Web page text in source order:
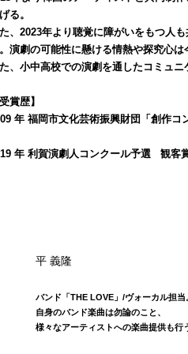
る。
、2023年より聴覚に障がいをもつ人
演劇の可能性に懸ける情熱や探究心は
、小中高校での演劇を通したコミュニ
受賞歴】
年 福岡市文化芸術振興財団「創作コ
年 利賀演劇人コンクール予選 観客
​平 義隆
バンド「THE LOVE」/ヴォーカル担当
自身のバンド楽曲は勿論のこと、
様々なアーティストへの楽曲提供も行